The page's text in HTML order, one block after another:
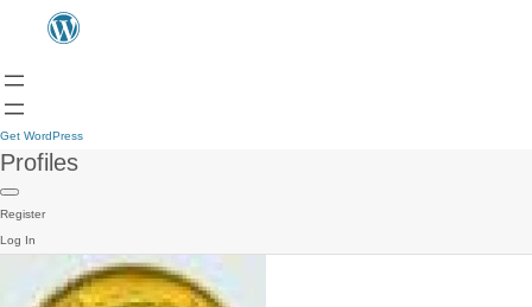
Get WordPress
Profiles
Register
Log In